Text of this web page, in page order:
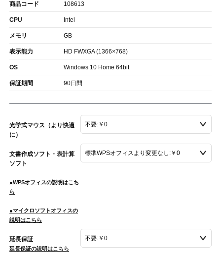
商品コード 108613
CPU Intel
メモリ GB
表示能力 HD FWXGA (1366×768)
OS Windows 10 Home 64bit
保証期間 90日間
光学式マウス（より快適
に）
文書作成ソフト・表計算
ソフト
●WPSオフィスの説明はこち
ら
●マイクロソフトオフィスの
説明はこちら
延長保証
延長保証の説明はこちら